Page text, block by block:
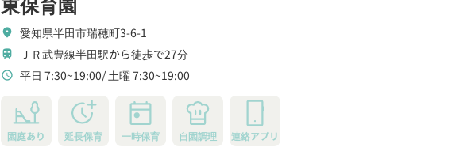
location_on 愛知県半田市瑞穂町3-6-1
train ＪＲ武豊線半田駅から徒歩で27分
schedule 平日 7:30~19:00 土曜 7:30~19:00
園庭あり 延長保育 一時保育 自園調理 連絡アプリ